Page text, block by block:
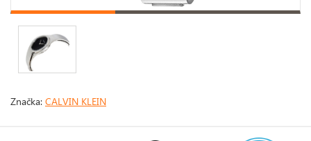
Značka: CALVIN KLEIN